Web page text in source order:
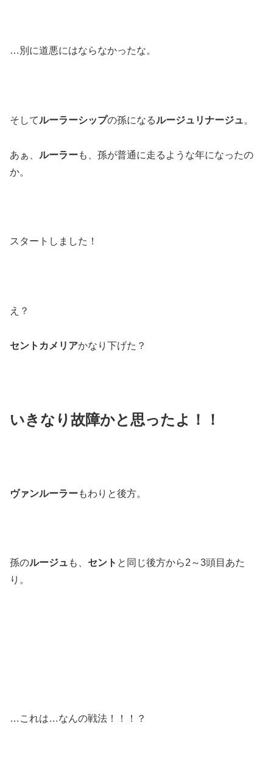
…別に道悪にはならなかったな。
そしてルーラーシップの孫になるルージュリナージュ。
あぁ、 ルーラーも、孫が普通に走るような年になったの
か。
スタートしました！
え？
セントカメリアかなり下げた？
いきなり故障かと思ったよ！！
ヴァンルーラーもわりと後方。
孫のルージュ も、 セント と同じ後方から2～3頭目あた
り。
…これは…なんの戦法！！！？